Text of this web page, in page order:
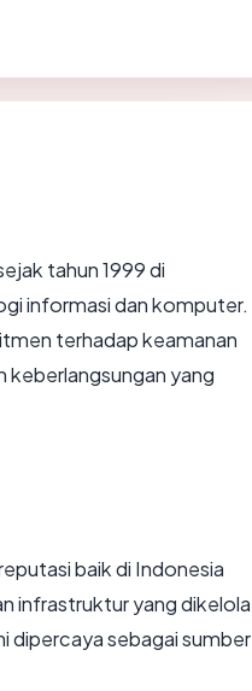
tahun 1999 di
informasi dan komputer.
terhadap keamanan
keberlangsungan yang
baik di Indonesia
infrastruktur yang dikelola
dipercaya sebagai sumber